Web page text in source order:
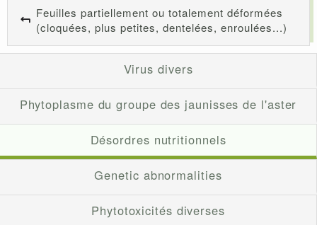
Feuilles partiellement ou totalement déformées
(cloquées, plus petites, dentelées, enroulées...)
Virus divers
Phytoplasme du groupe des jaunisses de l'aster
Désordres nutritionnels
Genetic abnormalities
Phytotoxicités diverses